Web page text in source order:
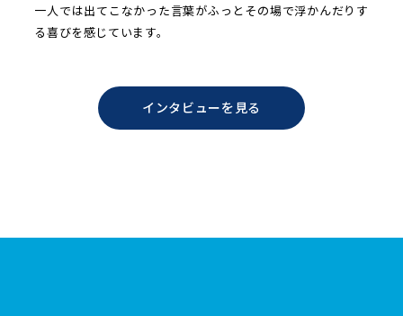
一人では出てこなかった言葉がふっとその場で浮かんだりす
る喜びを感じています。
インタビューを見る